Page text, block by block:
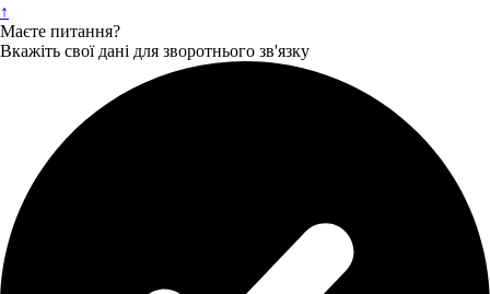
↑
Маєте питання?
Вкажіть свої дані для зворотнього зв'язку